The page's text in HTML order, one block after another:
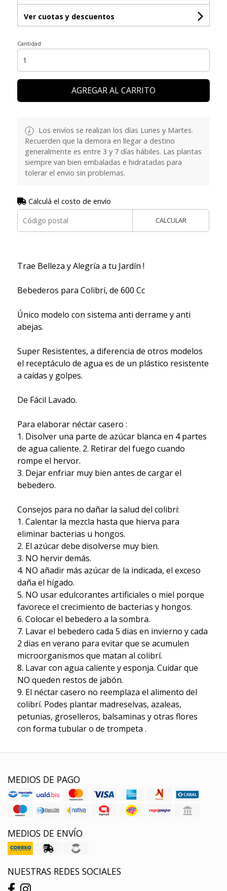
Ver cuotas y descuentos
Cantidad
AGREGAR AL CARRITO
Los envíos se realizan los días Lunes y Martes.
Recuerden que la demora en llegar a destino
generalmente es entre 3 y 7 días hábiles. Las plantas
siempre van bien embaladas e hidratadas para
tolerar el envio sin problemas.
Calculá el costo de envío
CALCULAR
Trae Belleza y Alegría a tu Jardín !
Bebederos para Colibrí, de 600 Cc
Único modelo con sistema anti derrame y anti
abejas.
Super Resistentes, a diferencia de otros modelos
el receptáculo de agua es de un plástico resistente
a caídas y golpes.
De Fácil Lavado.
Para elaborar néctar casero :
1. Disolver una parte de azúcar blanca en 4 partes
de agua caliente. 2. Retirar del fuego cuando
rompe el hervor.
3. Dejar enfriar muy bien antes de cargar el
bebedero.
Consejos para no dañar la salud del colibrí:
1. Calentar la mezcla hasta que hierva para
eliminar bacterias u hongos.
2. El azúcar debe disolverse muy bien.
3. NO hervir demás.
4. NO añadir más azúcar de la indicada, el exceso
daña el hígado.
5. NO usar edulcorantes artificiales o miel porque
favorece el crecimiento de bacterias y hongos.
6. Colocar el bebedero a la sombra.
7. Lavar el bebedero cada 5 dias en invierno y cada
2 dias en verano para evitar que se acumulen
microorganismos que matan al colibrí.
8. Lavar con agua caliente y esponja. Cuidar que
NO queden restos de jabón.
9. El néctar casero no reemplaza el alimento del
colibrí. Podes plantar madreselvas, azaleas,
petunias, groselleros, balsaminas y otras flores
con forma tubular o de trompeta .
MEDIOS DE PAGO
MEDIOS DE ENVÍO
NUESTRAS REDES SOCIALES